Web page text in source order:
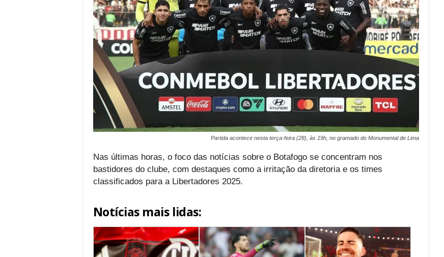
Partida acontece nesta terça-feira (28), às 19h, no gramado do Monumental de Lima
Nas últimas horas, o foco das notícias sobre o Botafogo se concentram nos
bastidores do clube, com destaques como a irritação da diretoria e os times
classificados para a Libertadores 2025.
Notícias mais lidas: